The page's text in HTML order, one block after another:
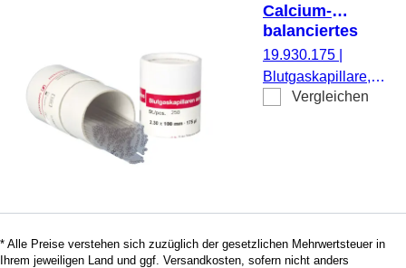
Calcium-
balanciertes
Lithium-Heparin,
175 µl
19.930.175
Blutgaskapillare,
Präparierung:
Stück/Dose
Vergleichen
* Alle Preise verstehen sich zuzüglich der gesetzlichen Mehrwertsteuer in
Ihrem jeweiligen Land und ggf. Versandkosten, sofern nicht anders